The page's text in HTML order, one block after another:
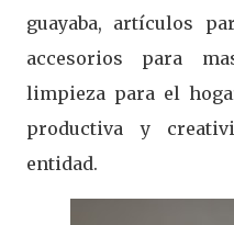
guayaba, artículos
accesorios para
limpieza para el
productiva y
entidad.